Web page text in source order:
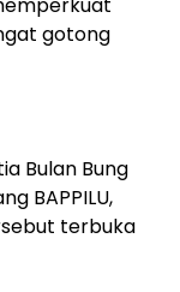
gotong
Bulan Bung
BAPPILU,
terbuka